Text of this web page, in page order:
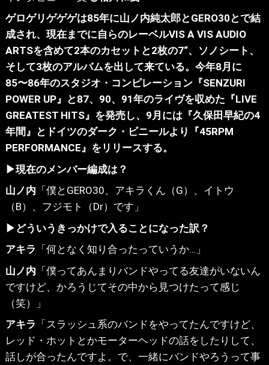
ゲロゲリゲゲゲは85年に山ノ内純太郎とGERO30とで結
成され、現在までに自らのレーベルVIS A VIS AUDIO
ARTSを含めて2本のカセットと2枚の7“、ソノシート、
そして3枚のアルバムを出して来ている。今年8月に
85〜86年のスタジオ・コンピレーション『SENZURI
POWER UP』と87、90、91年のライヴを収めた『LIVE
GREATEST HITS』を発売し、9月には『久保田早紀の4
年間』とドイツのダーク・ビニールより『45RPM
PERFORMANCE』をリリースする。
▶現在のメンバー編成は？
山ノ内 「僕とGERO30、アキラくん（G）、イトウ
（B）、フジモト（Dr）です」
▶どういうきっかけで入ることになった訳？
アキラ 「何となく知り合ったっていうか…」
山ノ内 「僕ってあんまりバンドやってる友達がいないん
ですけど、かろうじてその中から見つけたって感じ
（笑）」
アキラ 「スラッシュ系のバンドをやってたんですけど、
レッド・ホットとかモーターヘッドの話をしたりして、
話しが合ったんですよ。で、一緒にバンドやろうって事